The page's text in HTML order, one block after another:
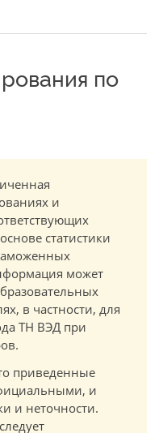
по
и
статистики
может
в частности, для
ТН ВЭД при
приведенные
и
и неточности.